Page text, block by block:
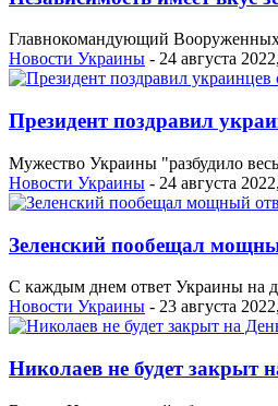
Главнокомандующий
Новости Украины - 24 августа
Президент поздравил
Мужество Украины "разбудило
Новости Украины - 24 августа
Зеленский пообещал
С каждым днем ответ Украины на
Новости Украины - 23 августа
Николаев не будет закрыт